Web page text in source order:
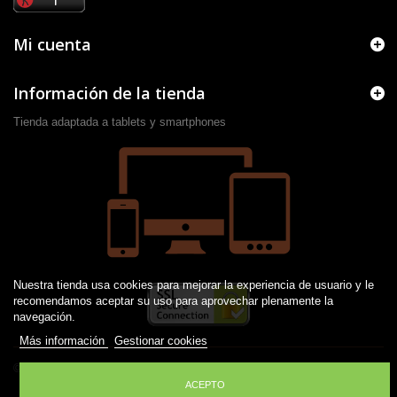
Nuestra tienda usa cookies para mejorar la experiencia de usuario y le
recomendamos aceptar su uso para aprovechar plenamente la
navegación.
Más información
Gestionar cookies
ACEPTO
Mi cuenta
Información de la tienda
Tienda adaptada a tablets y smartphones